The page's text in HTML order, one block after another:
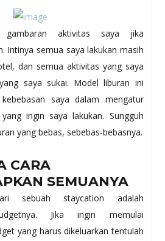
gambaran aktivitas saya jika
Intinya semua saya lakukan masih
dan semua aktivitas yang saya
saya sukai. Model liburan ini
saya dalam mengatur
ingin saya lakukan. Sungguh
yang bebas, sebebas-bebasnya.
CARA
SEMUANYA
sebuah staycation adalah
Jika ingin memulai
yang harus dikeluarkan tentulah